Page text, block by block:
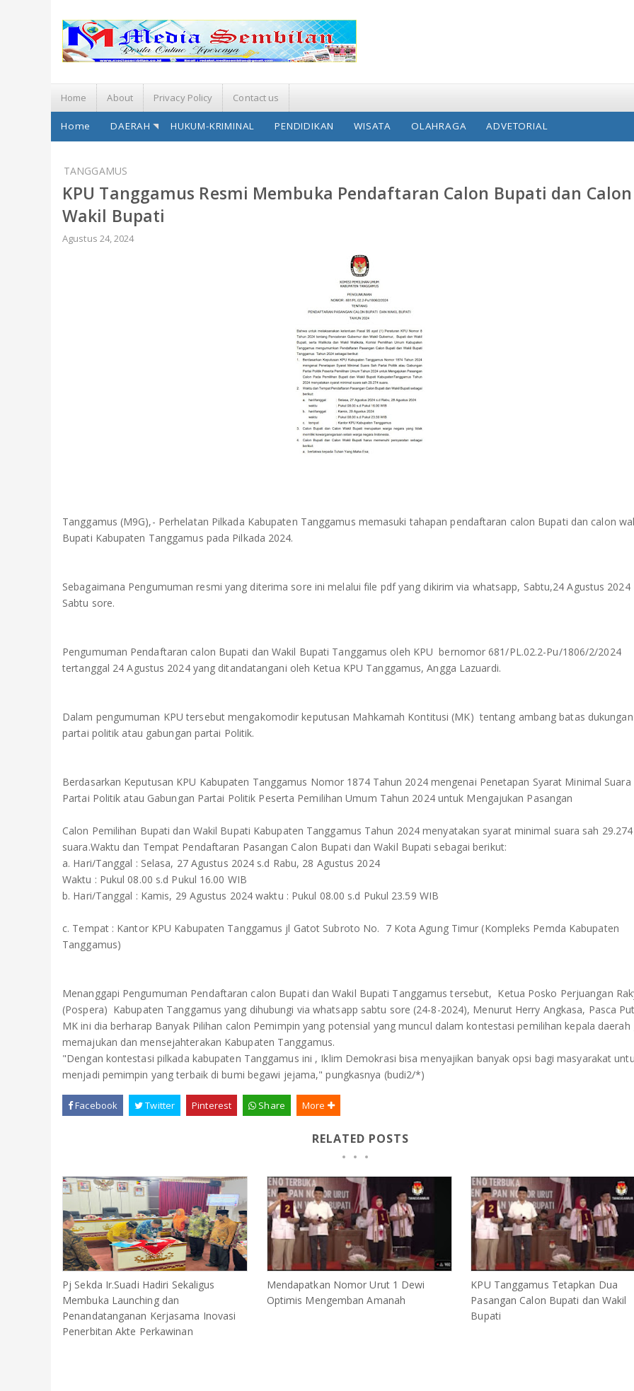
Home About Privacy Policy Contact us
Home DAERAH HUKUM-KRIMINAL PENDIDIKAN WISATA OLAHRAGA ADVETORIAL
TANGGAMUS
KPU Tanggamus Resmi Membuka Pendaftaran Calon Bupati dan Calon
Wakil Bupati
Agustus 24, 2024
Tanggamus (M9G),- Perhelatan Pilkada Kabupaten Tanggamus memasuki tahapan pendaftaran calon Bupati dan calon
Bupati Kabupaten Tanggamus pada Pilkada 2024.
Sebagaimana Pengumuman resmi yang diterima sore ini melalui file pdf yang dikirim via whatsapp, Sabtu,24 Agustus 2024
Sabtu sore.
Pengumuman Pendaftaran calon Bupati dan Wakil Bupati Tanggamus oleh KPU bernomor 681/PL.02.2-Pu/1806/2/2024
tertanggal 24 Agustus 2024 yang ditandatangani oleh Ketua KPU Tanggamus, Angga Lazuardi.
Dalam pengumuman KPU tersebut mengakomodir keputusan Mahkamah Kontitusi (MK) tentang ambang batas dukungan
partai politik atau gabungan partai Politik.
Berdasarkan Keputusan KPU Kabupaten Tanggamus Nomor 1874 Tahun 2024 mengenai Penetapan Syarat Minimal Suara
Partai Politik atau Gabungan Partai Politik Peserta Pemilihan Umum Tahun 2024 untuk Mengajukan Pasangan
Calon Pemilihan Bupati dan Wakil Bupati Kabupaten Tanggamus Tahun 2024 menyatakan syarat minimal suara sah 29.274
suara.Waktu dan Tempat Pendaftaran Pasangan Calon Bupati dan Wakil Bupati sebagai berikut:
a. Hari/Tanggal : Selasa, 27 Agustus 2024 s.d Rabu, 28 Agustus 2024
Waktu : Pukul 08.00 s.d Pukul 16.00 WIB
b. Hari/Tanggal : Kamis, 29 Agustus 2024 waktu : Pukul 08.00 s.d Pukul 23.59 WIB
c. Tempat : Kantor KPU Kabupaten Tanggamus jl Gatot Subroto No. 7 Kota Agung Timur (Kompleks Pemda Kabupaten
Tanggamus)
Menanggapi Pengumuman Pendaftaran calon Bupati dan Wakil Bupati Tanggamus tersebut, Ketua Posko Perjuangan
(Pospera) Kabupaten Tanggamus yang dihubungi via whatsapp sabtu sore (24-8-2024), Menurut Herry Angkasa, Pasca
MK ini dia berharap Banyak Pilihan calon Pemimpin yang potensial yang muncul dalam kontestasi pemilihan kepala daerah
memajukan dan mensejahterakan Kabupaten Tanggamus.
"Dengan kontestasi pilkada kabupaten Tanggamus ini , Iklim Demokrasi bisa menyajikan banyak opsi bagi masyarakat
menjadi pemimpin yang terbaik di bumi begawi jejama," pungkasnya (budi2/*)
Facebook Twitter Pinterest Share More
RELATED POSTS
Pj Sekda Ir.Suadi Hadiri Sekaligus
Membuka Launching dan
Penandatanganan Kerjasama Inovasi
Penerbitan Akte Perkawinan
Mendapatkan Nomor Urut 1 Dewi
Optimis Mengemban Amanah
KPU Tanggamus Tetapkan Dua
Pasangan Calon Bupati dan Wakil
Bupati